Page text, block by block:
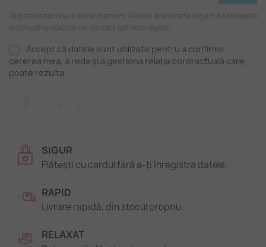
Te poți dezabona în orice moment. Pentru aceasta te rugăm să folosești
informațiile noastre de contact din nota legală.
Accept că datele sunt utilizate pentru a confirma
cererea mea, a reda și a gestiona relația contractuală care
poate rezulta.
SIGUR
Plătești cu cardul fără a-ți înregistra datele.
RAPID
Livrare rapidă, din stocul propriu.
RELAXAT